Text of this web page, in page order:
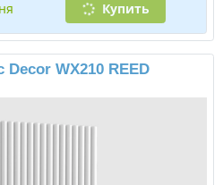
Купить
WX210 REED